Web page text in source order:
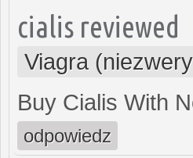
cialis reviewed
Viagra
Buy Cialis With
odpowiedz